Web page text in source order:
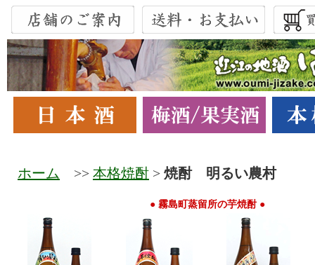
ホーム >> 本格焼酎 > 焼酎 明るい農村
● 霧島町蒸留所の芋焼酎 ●